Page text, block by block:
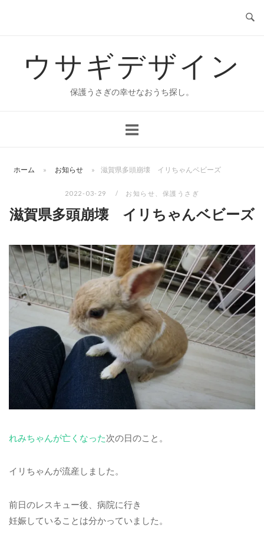
ウサギデザイン
保護うさぎの幸せなおうち探し。
ホーム » お知らせ » 滋賀県多頭崩壊 イリちゃんベビーズ
2022-03-29 お知らせ 保護うさぎ
滋賀県多頭崩壊 イリちゃんベビーズ
れみちゃんが亡くなった次の日のこと。
イリちゃんが流産しました。
前日のレスキュー後、病院に行き
妊娠していることは分かっていました。